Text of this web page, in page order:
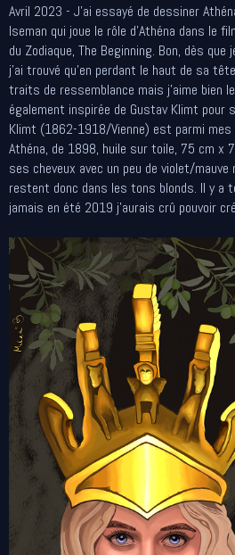
Avril 2023 - J'ai essayé de dessiner
Iseman qui joue le rôle d'Athéna dans le
du Zodiaque, The Beginning. Bon, dès
j'ai trouvé qu'en perdant le haut de sa
traits de ressemblance mais j'aime bien
également inspirée de Gustav Klimt pour
Klimt (1862-1918/Vienne) est parmi
Athéna, de 1898, huile sur toile, 75 cm x
ses cheveux avec un peu de violet/
restent donc dans les tons blonds. Il y a
jamais en été 2019 j'aurais crû pouvoir